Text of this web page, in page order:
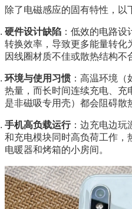
除了电磁感应的固有特性，以
硬件设计缺陷 ：低效的电路
转换效率，导致更多能量转化
因线圈材质不佳或散热结构不
环境与使用习惯 ：高温环境
热量，而长时间连续充电、充
是非磁吸专用壳）都会阻碍散
手机高负载运行：边充电边玩
和充电模块同时高负荷工作，
电暖器和烤箱的小房间。